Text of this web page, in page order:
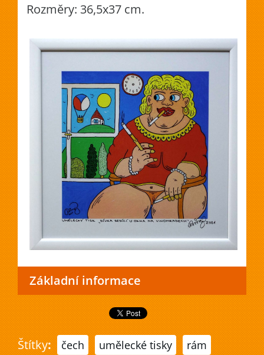
Rozměry: 36,5x37 cm.
Základní informace
Štítky: čech umělecké tisky rám